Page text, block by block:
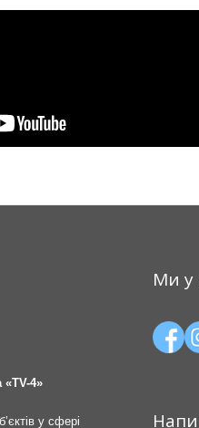
«TV-4»
у сфері
Ми у